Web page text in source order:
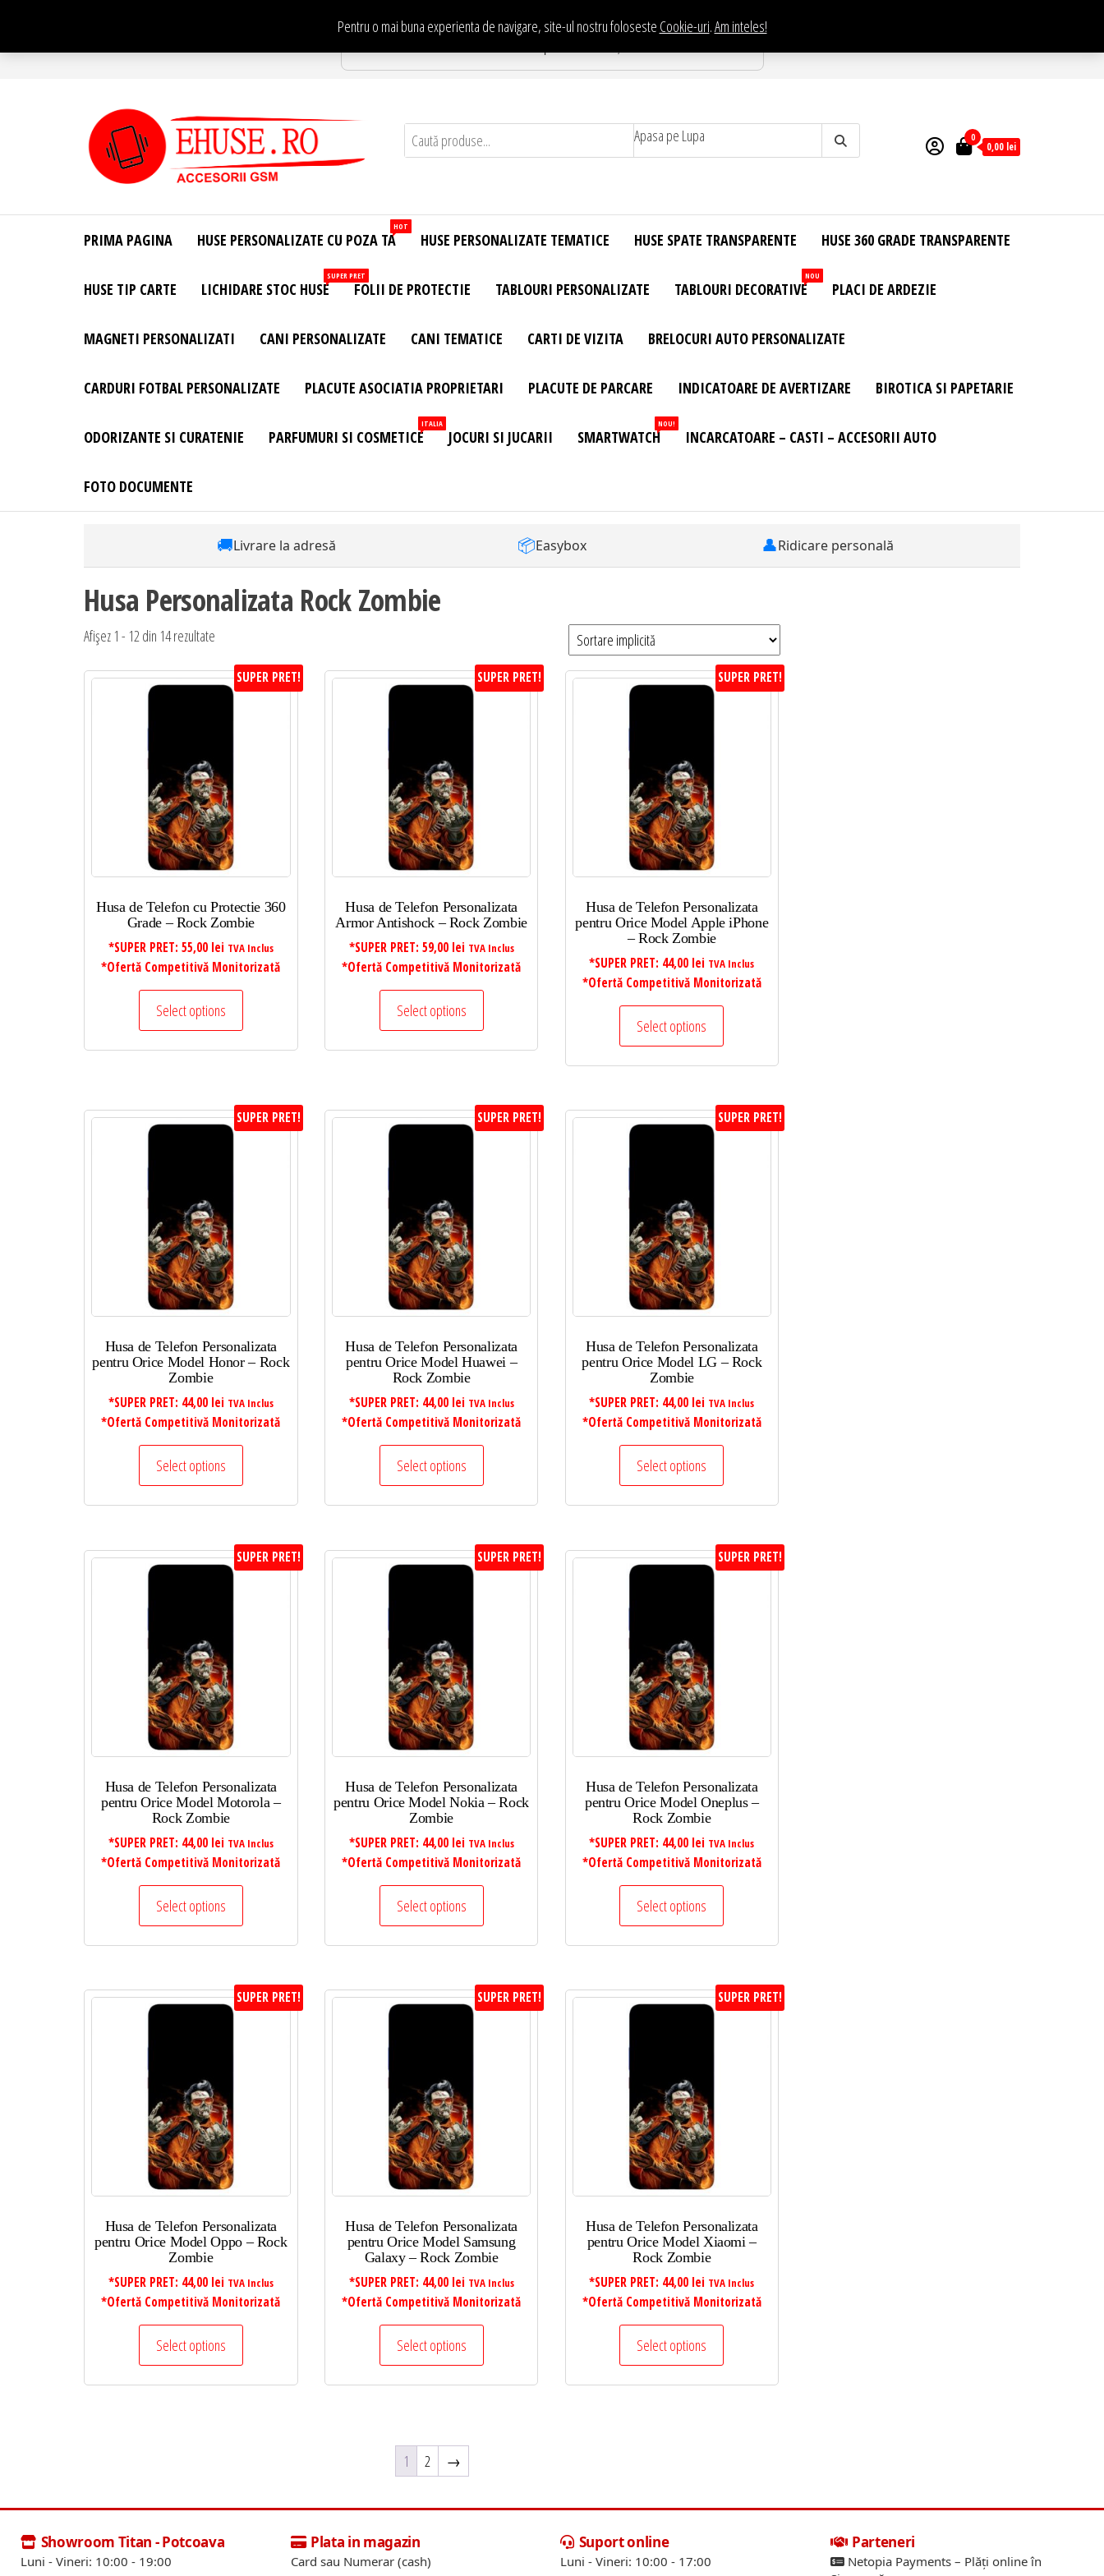
conținut
Pentru o mai buna experienta de navigare, site-ul nostru foloseste Cookie-uri.Am inteles!
Te asteptam in Showroom eHuse.ro
Site Oficial .
Huse
Personalizate
Huse
Personalizate
Telefon –
– Accesorii
Apasa pe Lupa 0
0,00 lei
PRIMA PAGINA HUSE PERSONALIZATE CU POZA TA
HOT
HUSE PERSONALIZATE TEMATICE HUSE SPATE TRANSPARENTE HUSE 360 GRADE TRANSPARENTE
HUSE TIP CARTE LICHIDARE STOC HUSE
SUPER PRET
FOLII DE PROTECTIE TABLOURI PERSONALIZATE TABLOURI DECORATIVE
NOU
PLACI DE ARDEZIE
MAGNETI PERSONALIZATI CANI PERSONALIZATE CANI TEMATICE CARTI DE VIZITA BRELOCURI AUTO PERSONALIZATE
CARDURI FOTBAL PERSONALIZATE PLACUTE ASOCIATIA PROPRIETARI PLACUTE DE PARCARE INDICATOARE DE AVERTIZARE BIROTICA SI PAPETARIE
ODORIZANTE SI CURATENIE PARFUMURI SI COSMETICE
ITALIA
JOCURI SI JUCARII SMARTWATCH
NOU!
INCARCATOARE – CASTI – ACCESORII AUTO
FOTO DOCUMENTE
🚚Livrare la adresă 📦Easybox 👤Ridicare personală
Husa Personalizata Rock Zombie
Afișez 1 - 12 din 14 rezultate
SUPER PRET!
Husa de Telefon cu Protectie 360
Grade – Rock Zombie
*SUPER PRET: 55,00 lei TVA Inclus
*Ofertă Competitivă Monitorizată
Select options
SUPER PRET!
Husa de Telefon Personalizata
Armor Antishock – Rock Zombie
*SUPER PRET: 59,00 lei TVA Inclus
*Ofertă Competitivă Monitorizată
Select options
SUPER PRET!
Husa de Telefon Personalizata
pentru Orice Model Apple iPhone
– Rock Zombie
*SUPER PRET: 44,00 lei TVA Inclus
*Ofertă Competitivă Monitorizată
Select options
SUPER PRET!
Husa de Telefon Personalizata
pentru Orice Model Honor – Rock
Zombie
*SUPER PRET: 44,00 lei TVA Inclus
*Ofertă Competitivă Monitorizată
Select options
SUPER PRET!
Husa de Telefon Personalizata
pentru Orice Model Huawei –
Rock Zombie
*SUPER PRET: 44,00 lei TVA Inclus
*Ofertă Competitivă Monitorizată
Select options
SUPER PRET!
Husa de Telefon Personalizata
pentru Orice Model LG – Rock
Zombie
*SUPER PRET: 44,00 lei TVA Inclus
*Ofertă Competitivă Monitorizată
Select options
SUPER PRET!
Husa de Telefon Personalizata
pentru Orice Model Motorola –
Rock Zombie
*SUPER PRET: 44,00 lei TVA Inclus
*Ofertă Competitivă Monitorizată
Select options
SUPER PRET!
Husa de Telefon Personalizata
pentru Orice Model Nokia – Rock
Zombie
*SUPER PRET: 44,00 lei TVA Inclus
*Ofertă Competitivă Monitorizată
Select options
SUPER PRET!
Husa de Telefon Personalizata
pentru Orice Model Oneplus –
Rock Zombie
*SUPER PRET: 44,00 lei TVA Inclus
*Ofertă Competitivă Monitorizată
Select options
SUPER PRET!
Husa de Telefon Personalizata
pentru Orice Model Oppo – Rock
Zombie
*SUPER PRET: 44,00 lei TVA Inclus
*Ofertă Competitivă Monitorizată
Select options
SUPER PRET!
Husa de Telefon Personalizata
pentru Orice Model Samsung
Galaxy – Rock Zombie
*SUPER PRET: 44,00 lei TVA Inclus
*Ofertă Competitivă Monitorizată
Select options
SUPER PRET!
Husa de Telefon Personalizata
pentru Orice Model Xiaomi –
Rock Zombie
*SUPER PRET: 44,00 lei TVA Inclus
*Ofertă Competitivă Monitorizată
Select options
1 2 →
Showroom Titan - Potcoava
Luni - Vineri: 10:00 - 19:00
Plata in magazin
Card sau Numerar (cash)
Suport online
Luni - Vineri: 10:00 - 17:00
Parteneri
Netopia Payments – Plăți online în